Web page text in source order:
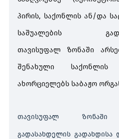
შიდა გადამუშავება
გარე გადამუშავება
პირის, საქონლის ან/და
საშუალების
თავისუფალ ზონაში
შენახული საქონლის
ახორციელებს საბაჟო
თავისუფალ ზონაში
გადასახდელის გადახდისა